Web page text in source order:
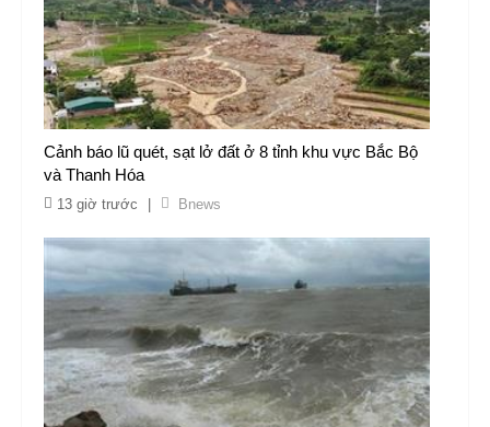
Cảnh báo lũ quét, sạt lở đất ở 8 tỉnh khu vực Bắc Bộ
và Thanh Hóa
13 giờ trước Bnews